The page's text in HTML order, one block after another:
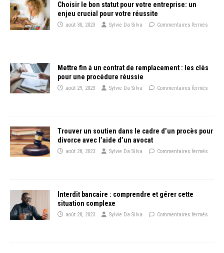
Choisir le bon statut pour votre entreprise: un
enjeu crucial pour votre réussite
août 30, 2023 Sylvie Da Silva Commentaires fermés
Mettre fin à un contrat de remplacement : les clés
pour une procédure réussie
août 29, 2023 Sylvie Da Silva Commentaires fermés
Trouver un soutien dans le cadre d’un procès pour
divorce avec l’aide d’un avocat
août 28, 2023 Sylvie Da Silva Commentaires fermés
Interdit bancaire : comprendre et gérer cette
situation complexe
août 28, 2023 Sylvie Da Silva Commentaires fermés